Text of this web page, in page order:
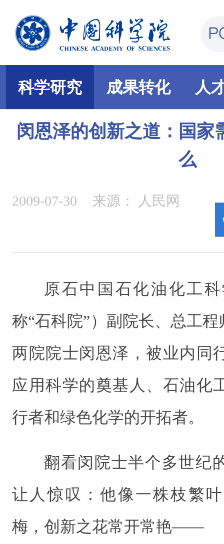
科学研究 成果转化 人
闵恩泽的创新之道：国家
么
2009-07-30 来源： 人民网
原石中国石化油化工
称“石科院”）副院长、总工
两院院士闵恩泽，被业内同
应用科学的奠基人、石油化
行者和绿色化学的开拓者。
翻看闵院士半个多世纪
让人惊叹：他像一株枝繁
梅，创新之花常开常艳——